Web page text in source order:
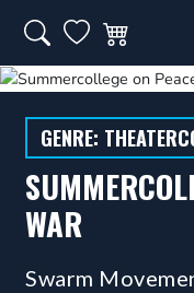
Ga naar
Zoeken op
Mijn
Theater Ins
GENRE:
WAR
Swarm